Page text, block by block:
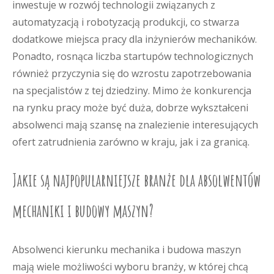
inwestuje w rozwój technologii związanych z
automatyzacją i robotyzacją produkcji, co stwarza
dodatkowe miejsca pracy dla inżynierów mechaników.
Ponadto, rosnąca liczba startupów technologicznych
również przyczynia się do wzrostu zapotrzebowania
na specjalistów z tej dziedziny. Mimo że konkurencja
na rynku pracy może być duża, dobrze wykształceni
absolwenci mają szansę na znalezienie interesujących
ofert zatrudnienia zarówno w kraju, jak i za granicą.
Jakie są najpopularniejsze branże dla absolwentów
mechaniki i budowy maszyn?
Absolwenci kierunku mechanika i budowa maszyn
mają wiele możliwości wyboru branży, w której chcą